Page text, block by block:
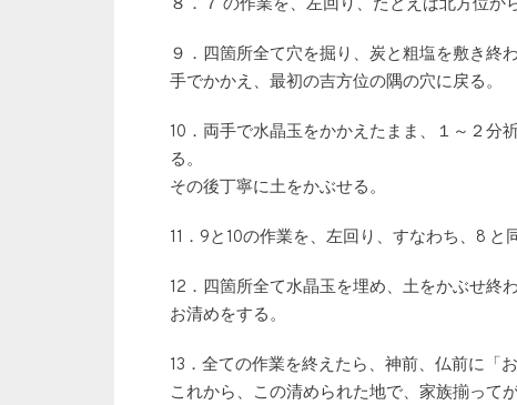
８．７ の作業を、左回り、たとえば北方位
９．四箇所全て穴を掘り、炭と粗塩を敷き終
手でかかえ、最初の吉方位の隅の穴に戻る。
10．両手で水晶玉をかかえたまま、１～２分
る。
その後丁寧に土をかぶせる。
11．9と10の作業を、左回り、すなわち、8 と
12．四箇所全て水晶玉を埋め、土をかぶせ
お清めをする。
13．全ての作業を終えたら、神前、仏前に「
これから、この清められた地で、家族揃って